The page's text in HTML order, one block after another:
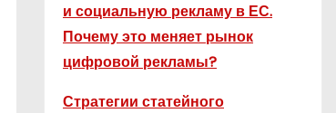
и социальную рекламу в ЕС.
Почему это меняет рынок
цифровой рекламы?
Стратегии статейного